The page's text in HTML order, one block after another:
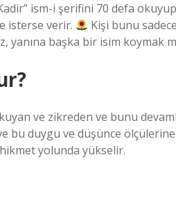
ism-i şerifini 70 defa
isterse verir.
Kişi bunu
yanına başka bir isim koymak
ve zikreden ve bunu
duygu ve düşünce ölçülerine
yolunda yükselir.